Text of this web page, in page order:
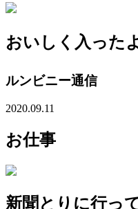
おいしく入った
ルンビニー通信
2020.09.11
お仕事
新聞とりに行っ